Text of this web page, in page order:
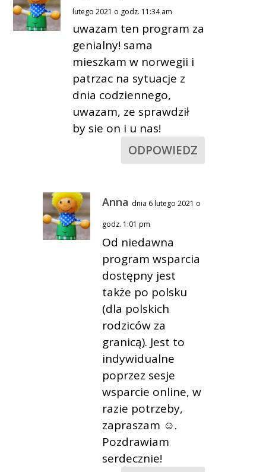
lutego 2021 o godz. 11:34 am
uwazam ten program za
genialny! sama
mieszkam w norwegii i
patrzac na sytuacje z
dnia codziennego,
uwazam, ze sprawdził
by sie on i u nas!
ODPOWIEDZ
Anna dnia 6 lutego 2021 o
godz. 1:01 pm
Od niedawna
program wsparcia
dostępny jest
także po polsku
(dla polskich
rodziców za
granicą). Jest to
indywidualne
poprzez sesje
wsparcie online, w
razie potrzeby,
zapraszam ☺.
Pozdrawiam
serdecznie!